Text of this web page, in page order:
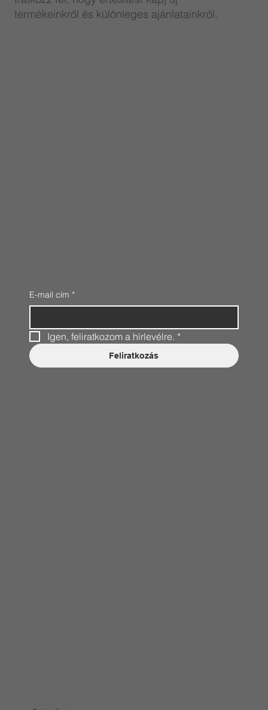
termékeinkről és különleges ajánlatainkról.
E-mail cím *
Igen, feliratkozom a hírlevélre. *
Feliratkozás